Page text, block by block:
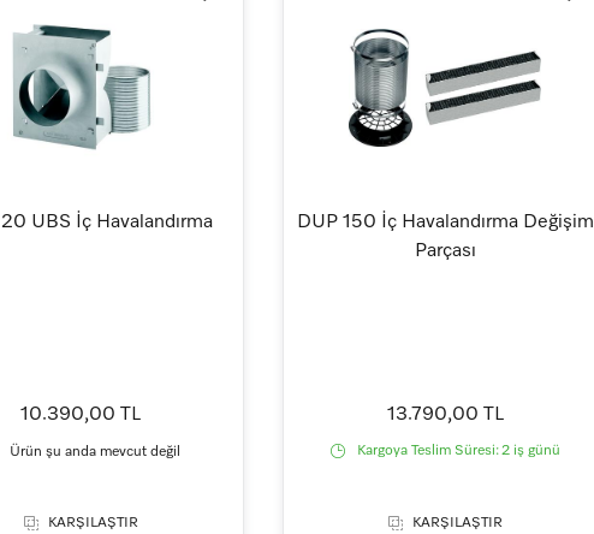
UBS İç Havalandırma
10.390,00 TL
Ürün şu anda mevcut değil
KARŞILAŞTIR
DUP 150 İç Havalandırma Değişim
Parçası
13.790,00 TL
Kargoya Teslim Süresi:2 iş günü
KARŞILAŞTIR